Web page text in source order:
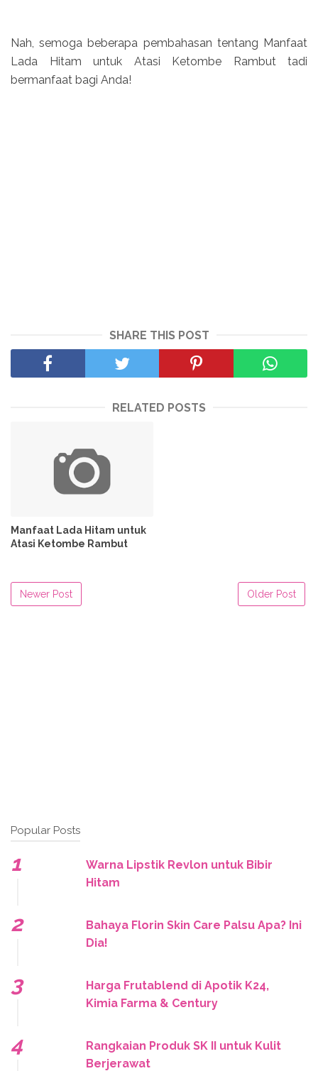
Nah, semoga beberapa pembahasan tentang Manfaat
Lada Hitam untuk Atasi Ketombe Rambut tadi
bermanfaat bagi Anda!
SHARE THIS POST
RELATED POSTS
Manfaat Lada Hitam untuk
Atasi Ketombe Rambut
Newer Post Older Post
Popular Posts
Warna Lipstik Revlon untuk Bibir
Hitam
Bahaya Florin Skin Care Palsu Apa? Ini
Dia!
Harga Frutablend di Apotik K24,
Kimia Farma & Century
Rangkaian Produk SK II untuk Kulit
Berjerawat